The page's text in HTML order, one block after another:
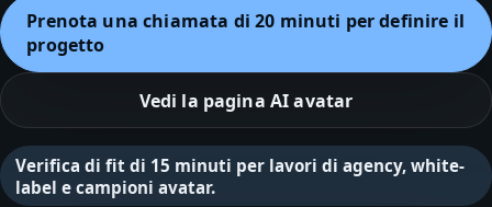
Prenota una chiamata di 20 minuti per definire il
progetto
Vedi la pagina AI avatar
Verifica di fit di 15 minuti per lavori di agency, white-
label e campioni avatar.